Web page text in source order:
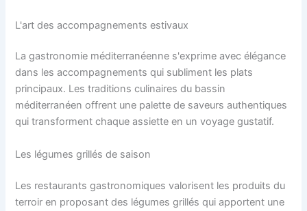
L'art des accompagnements estivaux
La gastronomie méditerranéenne s'exprime avec élégance
dans les accompagnements qui subliment les plats
principaux. Les traditions culinaires du bassin
méditerranéen offrent une palette de saveurs authentiques
qui transforment chaque assiette en un voyage gustatif.
Les légumes grillés de saison
Les restaurants gastronomiques valorisent les produits du
terroir en proposant des légumes grillés qui apportent une